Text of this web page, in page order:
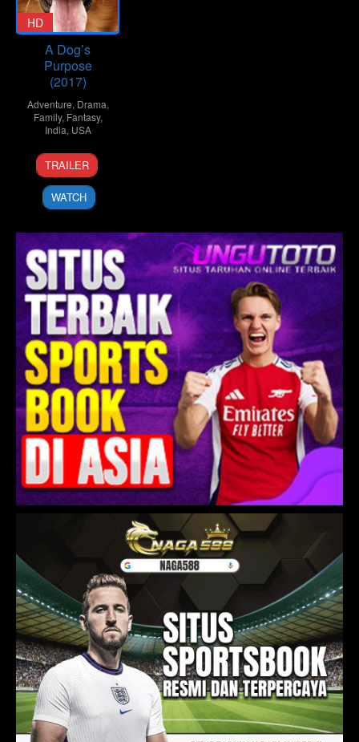
HD
A Dog’s
Purpose
(2017)
Adventure, Drama,
Family, Fantasy,
India, USA
19
Jan
2017
Lasse
Hallström
TRAILER
WATCH